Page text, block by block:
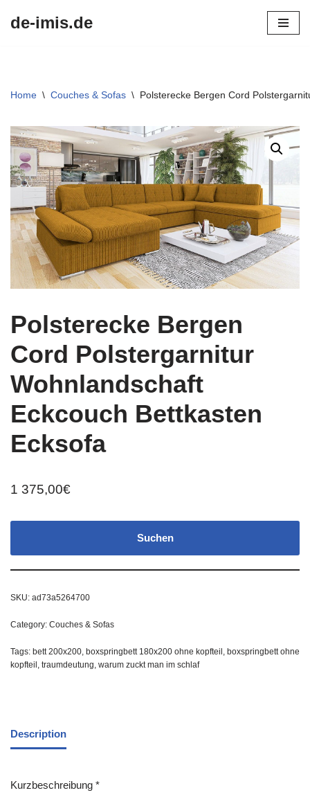
de-imis.de
Home \ Couches & Sofas \ Polsterecke Bergen Cord
Polsterecke Bergen
Cord Polstergarnitur
Wohnlandschaft
Eckcouch Bettkasten
Ecksofa
1 375,00€
Suchen
SKU: ad73a5264700
Category: Couches & Sofas
Tags: bett 200x200, boxspringbett 180x200 ohne kopfteil , boxspringbett ohne
kopfteil , traumdeutung, warum zuckt man im schlaf
Description
Kurzbeschreibung *